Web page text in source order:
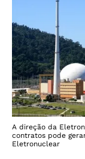
A direção da
contratos pode
Eletronuclear